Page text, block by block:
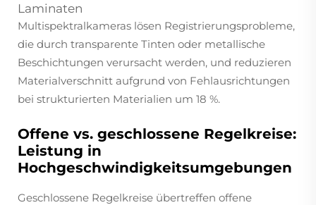
Laminaten
Multispektralkameras lösen Registrierungsprobleme,
die durch transparente Tinten oder metallische
Beschichtungen verursacht werden, und reduzieren
Materialverschnitt aufgrund von Fehlausrichtungen
bei strukturierten Materialien um 18 %.
Offene vs. geschlossene Regelkreise:
Leistung in
Hochgeschwindigkeitsumgebungen
Geschlossene Regelkreise übertreffen offene